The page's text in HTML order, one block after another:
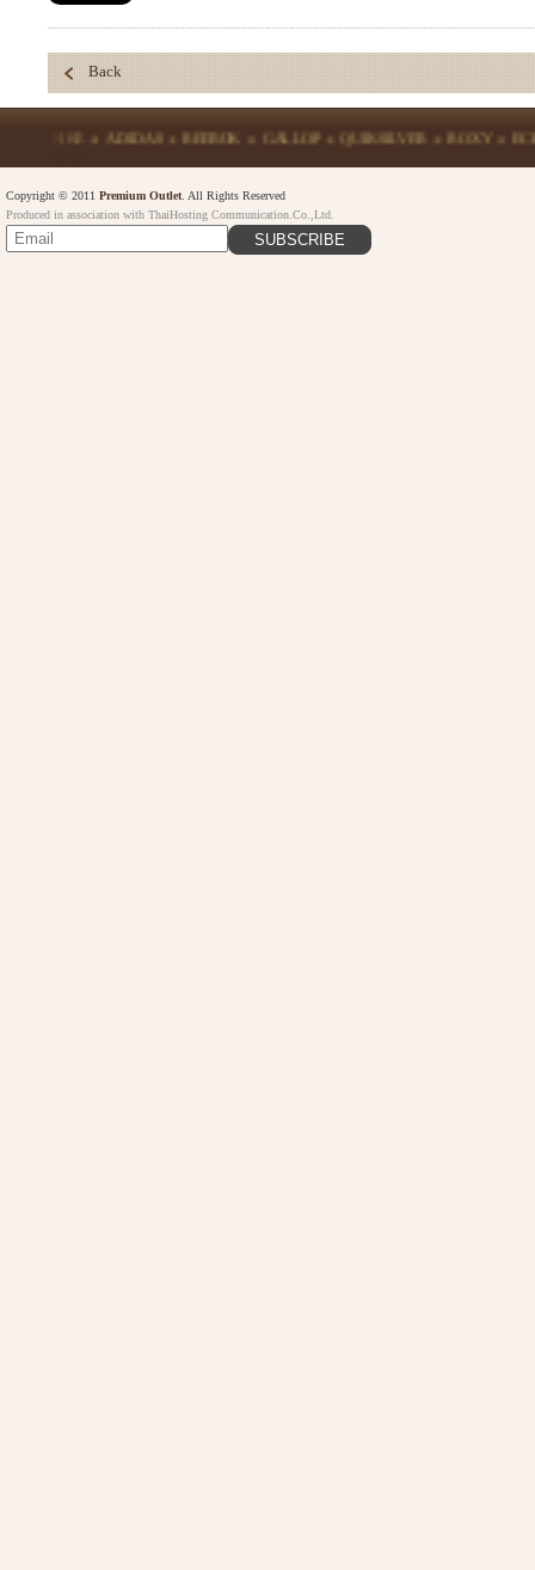
Back
ADIDAS REEBOK GALLOP QUIKSILVER ROXY ECKO
Copyright © 2011 Premium Outlet . All Rights Reserved
Produced in association with ThaiHosting Communication.Co.,Ltd.